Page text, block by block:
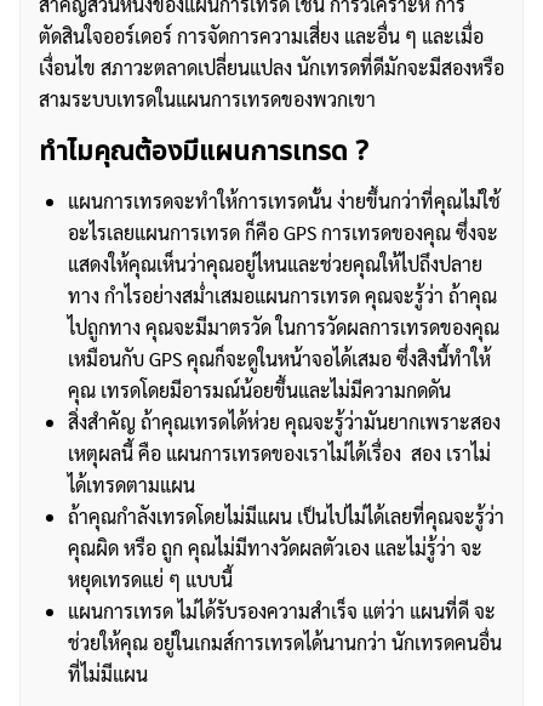
ตัดสินใจออร์เดอร์ การจัดการความเสี่ยง และอื่น ๆ และเมื่อ
เงื่อนไข สภาวะตลาดเปลี่ยนแปลง นักเทรดที่ดีมักจะมีสองหรือ
สามระบบเทรดในแผนการเทรดของพวกเขา
ทำไมคุณต้องมีแผนการเทรด ?
แผนการเทรดจะทำให้การเทรดนั้น ง่ายขึ้นกว่าที่คุณไม่ใช้
อะไรเลยแผนการเทรด ก็คือ GPS การเทรดของคุณ ซึ่งจะ
แสดงให้คุณเห็นว่าคุณอยู่ไหนและช่วยคุณให้ไปถึงปลาย
ทาง กำไรอย่างสม่ำเสมอแผนการเทรด คุณจะรู้ว่า ถ้าคุณ
ไปถูกทาง คุณจะมีมาตรวัด ในการวัดผลการเทรดของคุณ
เหมือนกับ GPS คุณก็จะดูในหน้าจอได้เสมอ ซึ่งสิงนี้ทำให้
คุณ เทรดโดยมีอารมณ์น้อยขึ้นและไม่มีความกดดัน
สิ่งสำคัญ ถ้าคุณเทรดได้ห่วย คุณจะรู้ว่ามันยากเพราะสอง
เหตุผลนี้ คือ แผนการเทรดของเราไม่ได้เรื่อง สอง เราไม่
ได้เทรดตามแผน
ถ้าคุณกำลังเทรดโดยไม่มีแผน เป็นไปไม่ได้เลยที่คุณจะรู้ว่า
คุณผิด หรือ ถูก คุณไม่มีทางวัดผลตัวเอง และไม่รู้ว่า จะ
หยุดเทรดแย่ ๆ แบบนี้
แผนการเทรด ไม่ได้รับรองความสำเร็จ แต่ว่า แผนที่ดี จะ
ช่วยให้คุณ อยู่ในเกมส์การเทรดได้นานกว่า นักเทรดคนอื่น
ที่ไม่มีแผน